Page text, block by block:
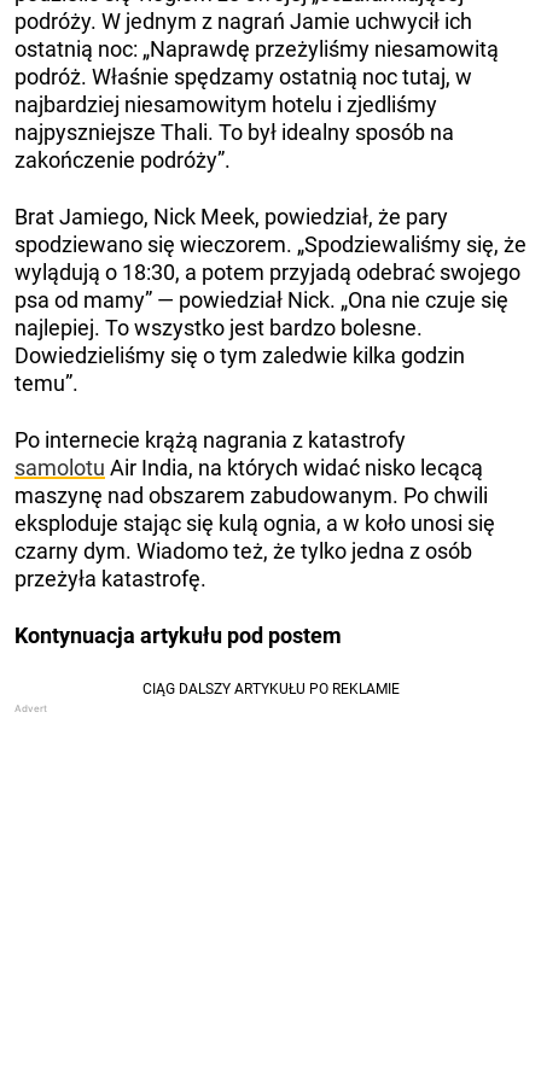
podróży. W jednym z nagrań Jamie uchwycił ich
ostatnią noc: „Naprawdę przeżyliśmy niesamowitą
podróż. Właśnie spędzamy ostatnią noc tutaj, w
najbardziej niesamowitym hotelu i zjedliśmy
najpyszniejsze Thali. To był idealny sposób na
zakończenie podróży”.
Brat Jamiego, Nick Meek, powiedział, że pary
spodziewano się wieczorem. „Spodziewaliśmy się, że
wylądują o 18:30, a potem przyjadą odebrać swojego
psa od mamy” — powiedział Nick. „Ona nie czuje się
najlepiej. To wszystko jest bardzo bolesne.
Dowiedzieliśmy się o tym zaledwie kilka godzin
temu”.
Po internecie krążą nagrania z katastrofy
samolotu Air India, na których widać nisko lecącą
maszynę nad obszarem zabudowanym. Po chwili
eksploduje stając się kulą ognia, a w koło unosi się
czarny dym. Wiadomo też, że tylko jedna z osób
przeżyła katastrofę.
Kontynuacja artykułu pod postem